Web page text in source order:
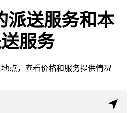
派送服务和本
服务
点，查看价格和服务提供情况